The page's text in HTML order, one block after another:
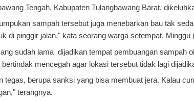
Tengah, Kabupaten Tulangbawang Barat,
sampah tersebut juga menebarkan bau tak
di pinggir jalan," kata seorang warga setempat, Minggu
sudah lama dijadikan tempat pembuangan sampah
mencegah agar lokasi tersebut tidak lagi
tegas, berupa sanksi yang bisa membuat jera. Kalau
terangnya.